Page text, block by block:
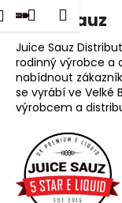
Přejít
na
obsah
Přihlášení
Nákupní
košík
Menu
Juice Sauz
Juice Sauz
rodinný výrobce a
nabídnout
se vyrábí ve Velké
výrobcem a
K
o
C
o
ř